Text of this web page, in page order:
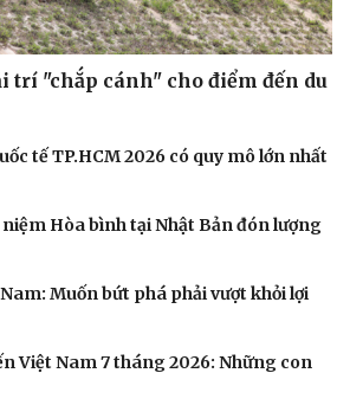
trí "chắp cánh" cho điểm đến du
tế TP.HCM 2026 có quy mô lớn nhất
Hòa bình tại Nhật Bản đón lượng
Muốn bứt phá phải vượt khỏi lợi
Việt Nam 7 tháng 2026: Những con